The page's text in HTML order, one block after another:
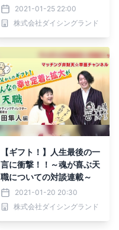
ての対談連載～
2021-01-25 22:00
株式会社ダイシングランド
【ギフト！】人生最後の一
言に衝撃！！～魂が喜ぶ天
職についての対談連載～
2021-01-20 20:30
株式会社ダイシングランド